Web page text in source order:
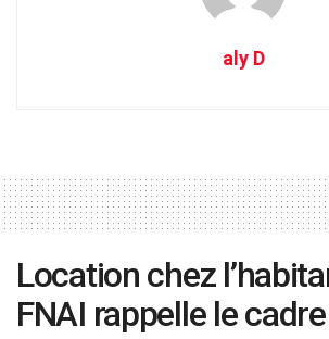
aly D
Location chez
FNAI rappelle le cadre